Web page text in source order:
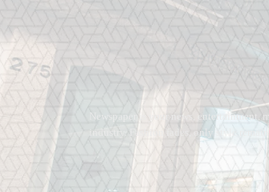
Newspaper is your news, entertainment,
industry. Fashion fades, only style